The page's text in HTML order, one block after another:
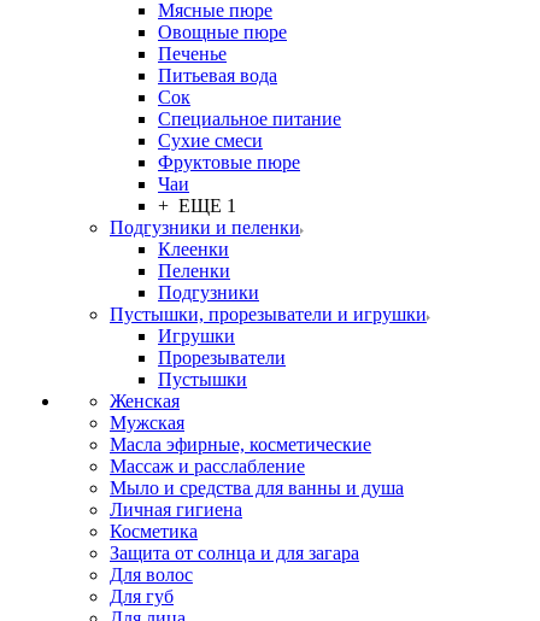
Мясные пюре
Овощные пюре
Печенье
Питьевая вода
Сок
Специальное питание
Сухие смеси
Фруктовые пюре
Чаи
+ ЕЩЕ 1
Подгузники и пеленки
Клеенки
Пеленки
Подгузники
Пустышки, прорезыватели и игрушки
Игрушки
Прорезыватели
Пустышки
Женская
Мужская
Масла эфирные, косметические
Массаж и расслабление
Мыло и средства для ванны и душа
Личная гигиена
Косметика
Защита от солнца и для загара
Для волос
Для губ